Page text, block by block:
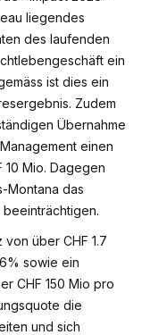
liegendes
des laufenden
ein
ist dies ein
Zudem
Übernahme
einen
10 Mio. Dagegen
Montana das
beeinträchtigen.
über CHF 1.7
sowie ein
CHF 150 Mio pro
die
und sich